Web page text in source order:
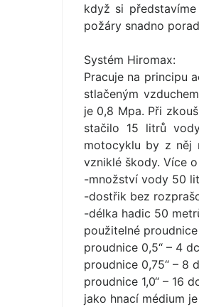
když si
požáry snadno
Systém Hiromax:
Pracuje na principu
stlačeným
je 0,8 Mpa. Při
stačilo 15 litrů
motocyklu by z něj
vzniklé škody. Více
-množství vody 50
-dostřik bez
-délka hadic 50
použitelné
proudnice 0,5“ – 4
proudnice 0,75“ – 8
proudnice 1,0“ – 16
jako hnací médium